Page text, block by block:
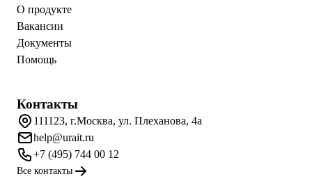
О продукте
Вакансии
Документы
Помощь
Контакты
111123, г.Москва, ул. Плеханова, 4а
help@urait.ru
+7 (495) 744 00 12
Все контакты